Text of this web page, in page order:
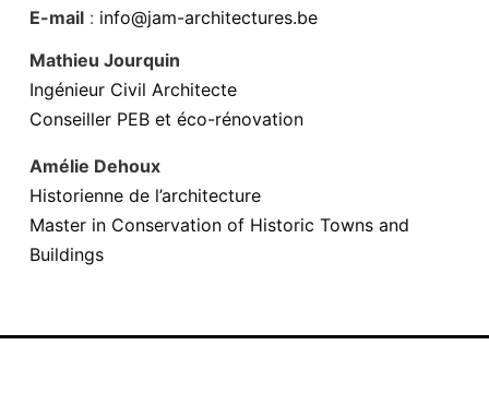
E-mail : info@jam-architectures.be
Mathieu Jourquin
Ingénieur Civil Architecte
Conseiller PEB et éco-rénovation
Amélie Dehoux
Historienne de l’architecture
Master in Conservation of Historic Towns and
Buildings